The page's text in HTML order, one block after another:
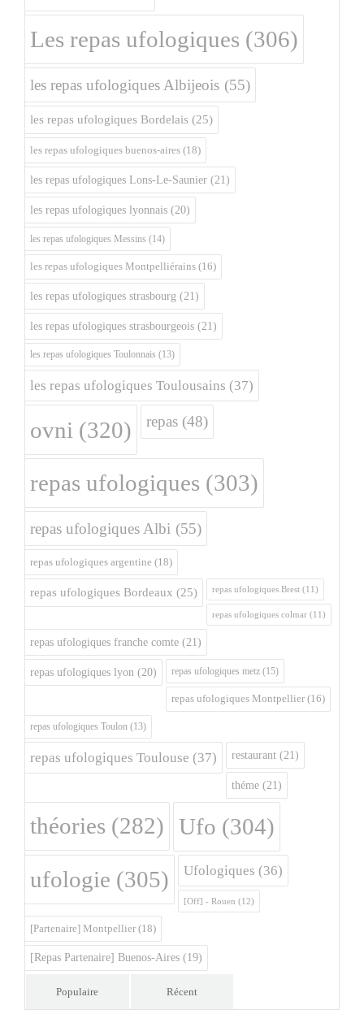
Les repas ufologiques (306)
les repas ufologiques Albijeois (55)
les repas ufologiques Bordelais (25)
les repas ufologiques buenos-aires (18)
les repas ufologiques Lons-Le-Saunier (21)
les repas ufologiques lyonnais (20)
les repas ufologiques Messins (14)
les repas ufologiques Montpelliérains (16)
les repas ufologiques strasbourg (21)
les repas ufologiques strasbourgeois (21)
les repas ufologiques Toulonnais (13)
les repas ufologiques Toulousains (37)
ovni (320) repas (48)
repas ufologiques (303)
repas ufologiques Albi (55)
repas ufologiques argentine (18)
repas ufologiques Bordeaux (25) repas ufologiques Brest (11)
repas ufologiques colmar (11)
repas ufologiques franche comte (21)
repas ufologiques lyon (20) repas ufologiques metz (15)
repas ufologiques Montpellier (16)
repas ufologiques Toulon (13)
repas ufologiques Toulouse (37) restaurant (21)
théme (21)
théories (282) Ufo (304)
ufologie (305) Ufologiques (36)
[Off] - Rouen (12)
[Partenaire] Montpellier (18)
[Repas Partenaire] Buenos-Aires (19)
Populaire Récent